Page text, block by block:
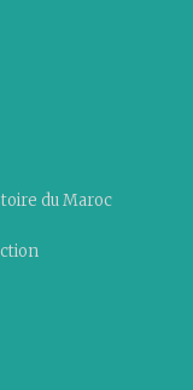
du Maroc